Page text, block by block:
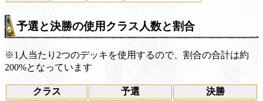
予選と決勝の使用クラス人数と割合
※1人当たり2つのデッキを使用するので、割合の合計は約
200%となっています
クラス 予選 決勝